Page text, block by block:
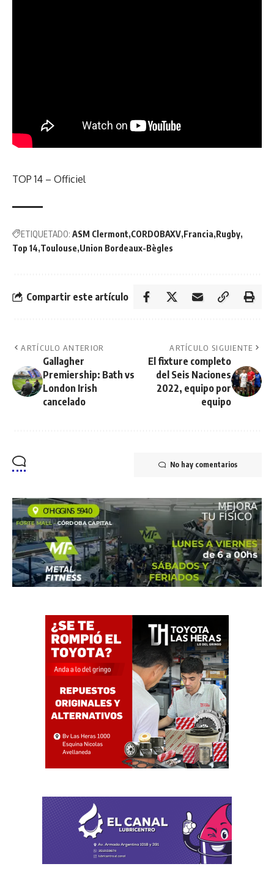
TOP 14 – Officiel
ETIQUETADO: ASM Clermont CORDOBAXV Francia Rugby
Top 14 Toulouse Union Bordeaux-Bègles
Compartir este artículo
ARTÍCULO ANTERIOR
Gallagher
Premiership: Bath vs
London Irish
cancelado
ARTÍCULO SIGUIENTE
El fixture completo
del Seis Naciones
2022, equipo por
equipo
No hay comentarios